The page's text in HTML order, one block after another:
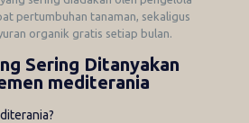
pertumbuhan tanaman, sekaligus
organik gratis setiap bulan.
Sering Ditanyakan
mediterania